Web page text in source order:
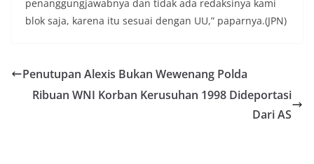
penanggungjawabnya dan tidak ada redaksinya kami
blok saja, karena itu sesuai dengan UU,” paparnya.(JPN)
Penutupan Alexis Bukan Wewenang Polda
Ribuan WNI Korban Kerusuhan 1998 Dideportasi
Dari AS